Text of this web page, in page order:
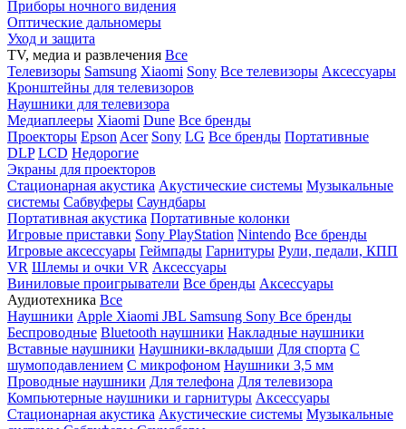
Приборы ночного видения
Оптические дальномеры
Уход и защита
TV, медиа и развлечения Все
Телевизоры Samsung Xiaomi Sony Все телевизоры Аксессуары
Кронштейны для телевизоров
Наушники для телевизора
Медиаплееры Xiaomi Dune Все бренды
Проекторы Epson Acer Sony LG Все бренды Портативные
DLP LCD Недорогие
Экраны для проекторов
Стационарная акустика Акустические системы Музыкальные
системы Сабвуферы Саундбары
Портативная акустика Портативные колонки
Игровые приставки Sony PlayStation Nintendo Все бренды
Игровые аксессуары Геймпады Гарнитуры Рули, педали, КПП
VR Шлемы и очки VR Аксессуары
Виниловые проигрыватели Все бренды Аксессуары
Аудиотехника Все
Наушники Apple Xiaomi JBL Samsung Sony Все бренды
Беспроводные Bluetooth наушники Накладные наушники
Вставные наушники Наушники-вкладыши Для спорта С
шумоподавлением С микрофоном Наушники 3,5 мм
Проводные наушники Для телефона Для телевизора
Компьютерные наушники и гарнитуры Аксессуары
Стационарная акустика Акустические системы Музыкальные